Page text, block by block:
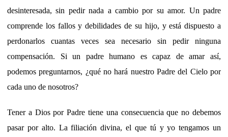
desinteresada, sin pedir nada a cambio por su amor. Un padre
comprende los fallos y debilidades de su hijo, y está dispuesto a
perdonarlos cuantas veces sea necesario sin pedir ninguna
compensación. Si un padre humano es capaz de amar así,
podemos preguntarnos, ¿qué no hará nuestro Padre del Cielo por
cada uno de nosotros?
Tener a Dios por Padre tiene una consecuencia que no debemos
pasar por alto. La filiación divina, el que tú y yo tengamos un